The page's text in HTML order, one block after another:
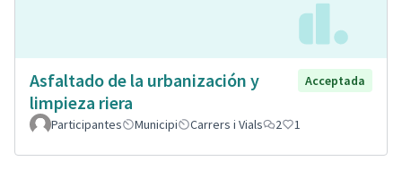
Asfaltado de la urbanización y
limpieza riera
Acceptada
Participantes Municipi Carrers i Vials 2 1